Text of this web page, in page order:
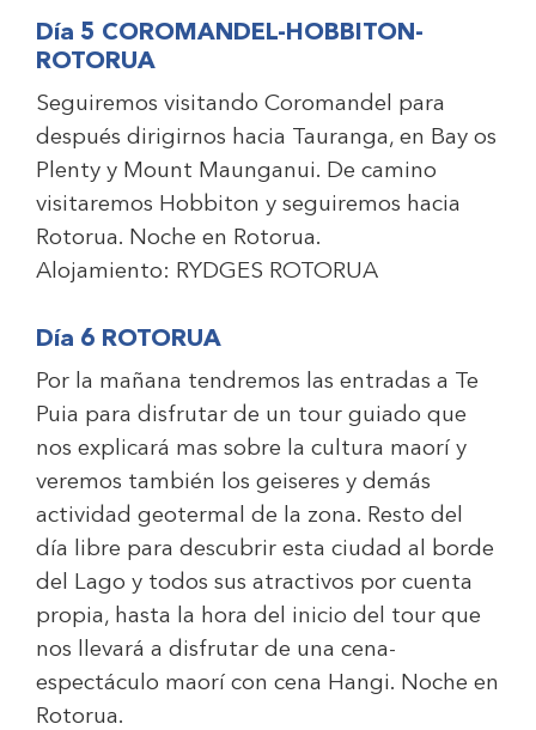
Día 5 COROMANDEL-HOBBITON-
ROTORUA
Seguiremos visitando Coromandel para
después dirigirnos hacia Tauranga, en Bay os
Plenty y Mount Maunganui. De camino
visitaremos Hobbiton y seguiremos hacia
Rotorua. Noche en Rotorua.
Alojamiento: RYDGES ROTORUA
Día 6 ROTORUA
Por la mañana tendremos las entradas a Te
Puia para disfrutar de un tour guiado que
nos explicará mas sobre la cultura maorí y
veremos también los geiseres y demás
actividad geotermal de la zona. Resto del
día libre para descubrir esta ciudad al borde
del Lago y todos sus atractivos por cuenta
propia, hasta la hora del inicio del tour que
nos llevará a disfrutar de una cena-
espectáculo maorí con cena Hangi. Noche en
Rotorua.